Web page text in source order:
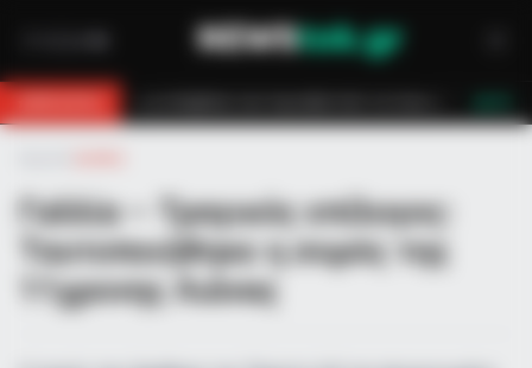
Γαλλία – Τραγικός επίλογος:
Ταυτοποιήθηκε η σορός της
11χρονης Λιάνας